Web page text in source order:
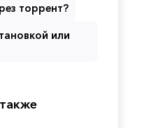
торрент?
или